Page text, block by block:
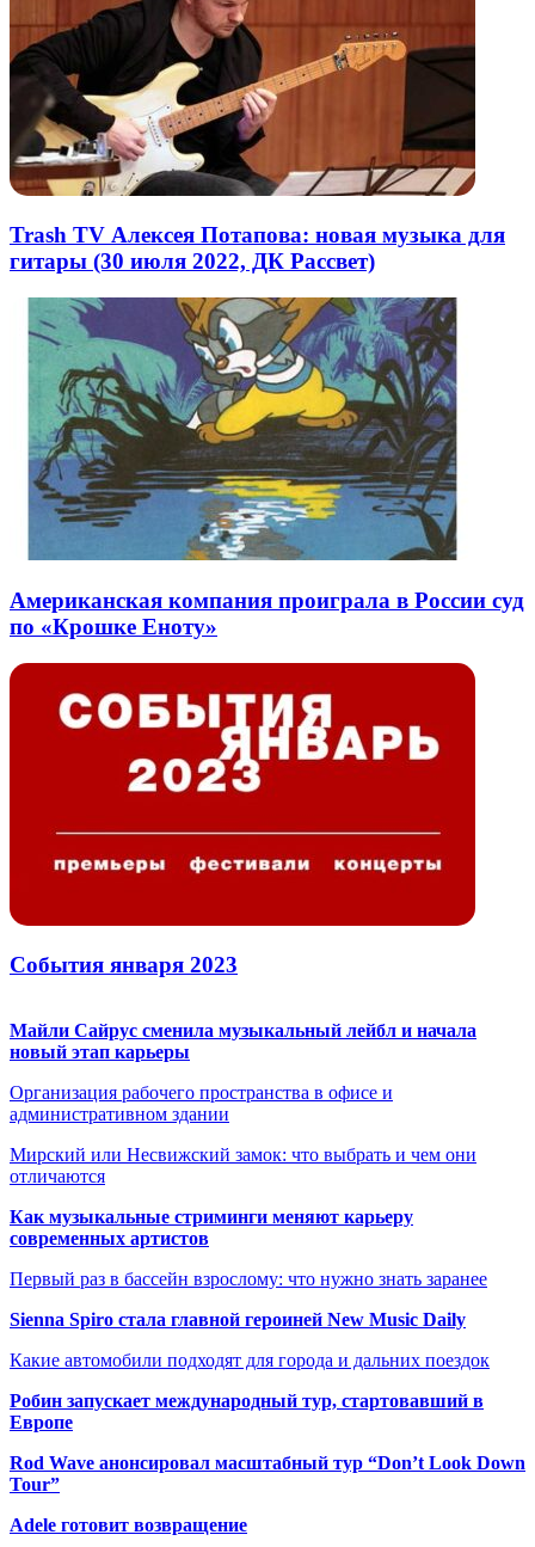
Trash TV Алексея Потапова: новая музыка для
гитары (30 июля 2022, ДК Рассвет)
Американская компания проиграла в России суд
по «Крошке Еноту»
События января 2023
Майли Сайрус сменила музыкальный лейбл и начала
новый этап карьеры
Организация рабочего пространства в офисе и
административном здании
Мирский или Несвижский замок: что выбрать и чем они
отличаются
Как музыкальные стриминги меняют карьеру
современных артистов
Первый раз в бассейн взрослому: что нужно знать заранее
Sienna Spiro стала главной героиней New Music Daily
Какие автомобили подходят для города и дальних поездок
Робин запускает международный тур, стартовавший в
Европе
Rod Wave анонсировал масштабный тур “Don’t Look Down
Tour”
Adele готовит возвращение